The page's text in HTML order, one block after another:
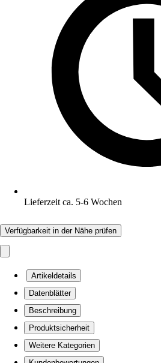
Lieferzeit ca. 5-6 Wochen
Verfügbarkeit in der Nähe prüfen
Artikeldetails
Datenblätter
Beschreibung
Produktsicherheit
Weitere Kategorien